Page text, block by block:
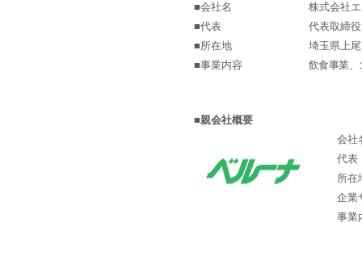
■会社名
株式会社
■代表
代表取締
■所在地
埼玉県上
■事業内容
飲食事業
■親会社概要
会社
代表
所在
企業
事業